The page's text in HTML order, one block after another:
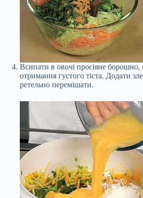
Всипати в овочі просіяне борошно,
отримання густого тіста. Додати
ретельно перемішати.